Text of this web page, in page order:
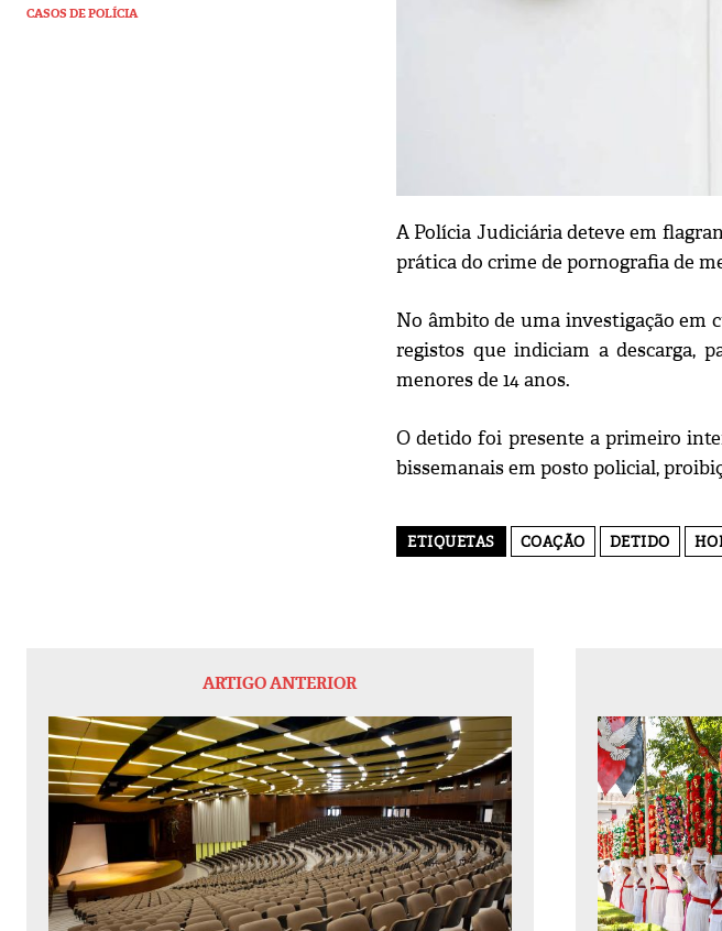
CASOS DE POLÍCIA
A Polícia Judiciária deteve em
prática do crime de pornografia de
No âmbito de uma investigação em
registos que indiciam a descarga,
menores de 14 anos.
O detido foi presente a primeiro
bissemanais em posto policial,
ETIQUETAS COAÇÃO DETIDO
ARTIGO ANTERIOR